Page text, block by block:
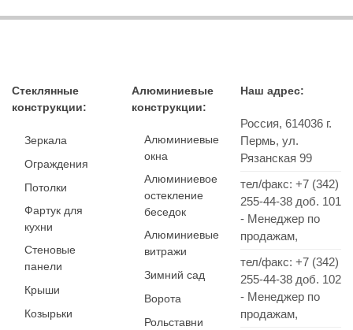
Стеклянные
конструкции:
Зеркала
Ограждения
Потолки
Фартук для
кухни
Стеновые
панели
Крыши
Козырьки
Алюминиевые
конструкции:
Алюминиевые
окна
Алюминиевое
остекление
беседок
Алюминиевые
витражи
Зимний сад
Ворота
Рольставни
Наш адрес:
Россия, 614036г.
Пермь, ул.
Рязанская 99
тел/факс: +7 (342)
255-44-38доб. 101
- Менеджер по
продажам,
тел/факс: +7 (342)
255-44-38 доб. 102
- Менеджер по
продажам,